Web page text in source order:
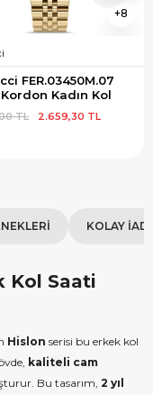
8
FER.03450M.07
Kadın Kol
2.659,30 TL
TL
KOLAY
Kol Saati
Hislon serisi bu erkek kol
kaliteli cam
Bu tasarım, 2 yıl